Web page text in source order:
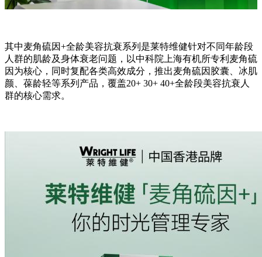
其中麦角硫因+全龄美容抗衰系列是莱特维健针对不同年龄段
人群的肌龄及身体衰老问题，以中科院上海有机所专利麦角硫
因为核心，同时复配各类高效成分，推出麦角硫因胶囊、冰肌
颜、葆龄轻等系列产品，覆盖20+ 30+ 40+全龄段美容抗衰人
群的核心需求。